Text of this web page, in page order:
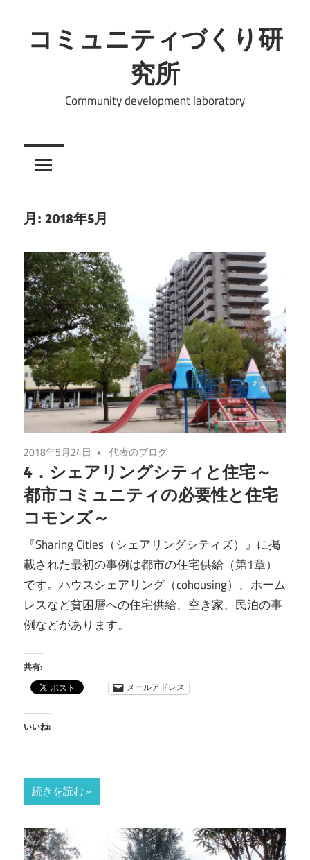
ン
テ
キ
コミュニティづくり研
究所
Community development laboratory
月: 2018年5月
2018年5月24日 代表のブログ
4．シェアリングシティと住宅～
都市コミュニティの必要性と住宅
コモンズ～
『Sharing Cities（シェアリングシティズ）』に掲
載された最初の事例は都市の住宅供給（第1章）
です。ハウスシェアリング（cohousing）、ホーム
レスなど貧困層への住宅供給、空き家、民泊の事
例などがあります。
共有:
メールアドレス
いいね:
続きを読む